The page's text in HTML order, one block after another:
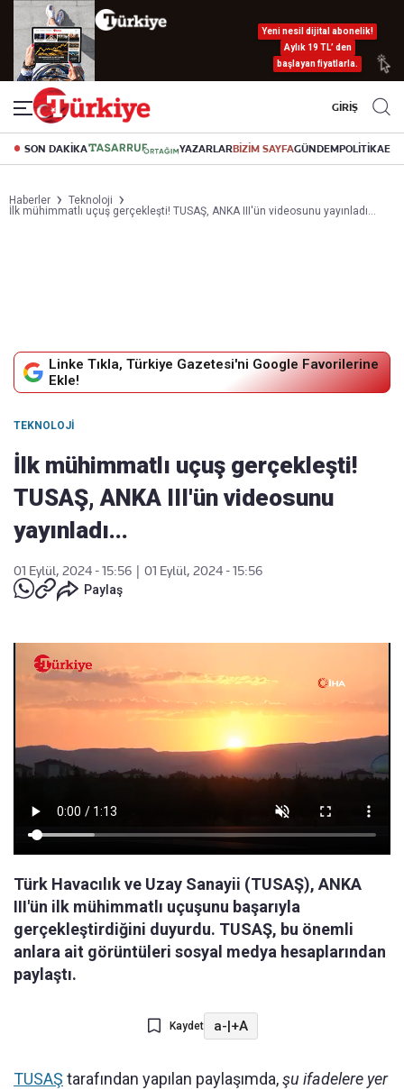
Yeni nesil dijital abonelik!
Aylık 19 TL’ den
başlayan fiyatlarla.
GİRİŞ
SON DAKİKA YAZARLARBİZİM SAYFAGÜNDEMPOLİTİKA
Haberler
Teknoloji
İlk mühimmatlı uçuş gerçekleşti! TUSAŞ, ANKA III'ün videosunu yayınladı...
Linke Tıkla, Türkiye Gazetesi'ni Google Favorilerine
Ekle!
TEKNOLOJI
İlk mühimmatlı uçuş gerçekleşti!
TUSAŞ, ANKA III'ün videosunu
yayınladı...
01 Eylül, 2024 - 15:56
01 Eylül, 2024 - 15:56
Paylaş
Türk Havacılık ve Uzay Sanayii (TUSAŞ), ANKA
III'ün ilk mühimmatlı uçuşunu başarıyla
gerçekleştirdiğini duyurdu. TUSAŞ, bu önemli
anlara ait görüntüleri sosyal medya hesaplarından
paylaştı.
Kaydet a-|+A
TUSAŞ tarafından yapılan paylaşımda,şu ifadelere yer